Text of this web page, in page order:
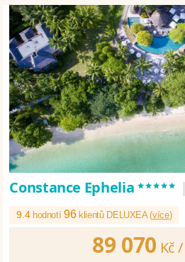
Constance Ephelia***** |
9.4 hodnotí96klientů DELUXEA (více)
89 070 Kč /